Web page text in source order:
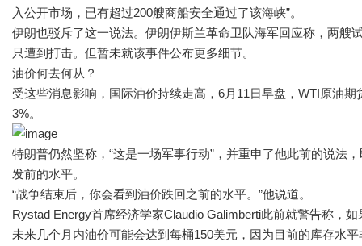
入公开市场，已有超过200艘商船安全通过了该海峡”。
伊朗也驳斥了这一说法。伊朗伊斯兰革命卫队海军回应称，两艘
只遭到打击。但暂未就该事件公布更多细节。
油价何去何从？
受这些消息影响，国际油价持续走高，6月11日早盘，WTI原油
3%。
特朗普仍然坚称，“这是一场军事行动”，并重申了他此前的说法
发前的水平。
“战争结束后，你会看到油价跌回之前的水平。”他说道。
Rystad Energy首席经济学家Claudio Galimberti此前就警告称，
未来几个月内油价可能会达到每桶150美元，因为目前的库存水